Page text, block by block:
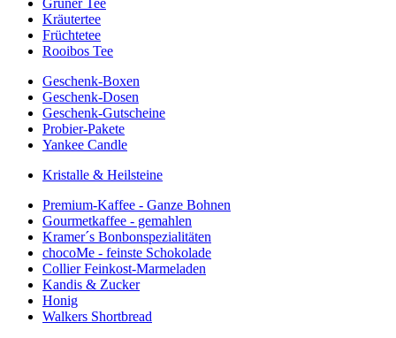
Grüner Tee
Kräutertee
Früchtetee
Rooibos Tee
Geschenk-Boxen
Geschenk-Dosen
Geschenk-Gutscheine
Probier-Pakete
Yankee Candle
Kristalle & Heilsteine
Premium-Kaffee - Ganze Bohnen
Gourmetkaffee - gemahlen
Kramer´s Bonbonspezialitäten
chocoMe - feinste Schokolade
Collier Feinkost-Marmeladen
Kandis & Zucker
Honig
Walkers Shortbread